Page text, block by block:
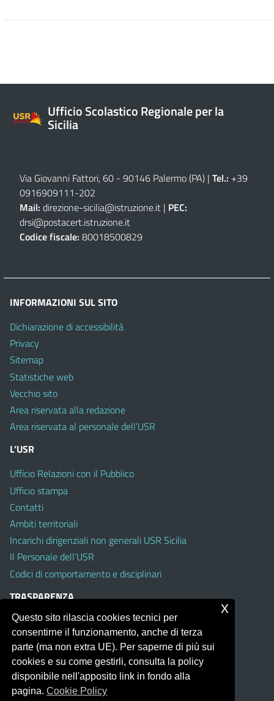
Ufficio Scolastico Regionale per la
Sicilia
Via Giovanni Fattori, 60 - 90146 Palermo (PA) | Tel.: +39
0916909111-202
Mail: direzione-sicilia@istruzione.it | PEC:
drsi@postacert.istruzione.it
Codice fiscale: 80018500829
INFORMAZIONI SUL SITO
Dichiarazione di accessibilità
Privacy
Sitemap
Statistiche web
Vecchio sito
Area riservata alla redazione
Area riservata al personale dell’USR
L’USR
Ufficio Relazioni con il Pubblico
Ufficio stampa
Contatti
Ambiti territoriali
Incarichi dirigenziali non generali USR Sicilia
Il Personale dell’USR
Codici di comportamento e disciplinari
TRASPARENZA
Albo on line
Amministrazione Trasparente
Pubblici proclami
PTPCT per le Istituzioni scolastiche della Sicilia
Whistleblowing
Questo sito rilascia cookies tecnici per
consentirne il funzionamento, anche di terza
parte (ma non extra UE). Per saperne di più sui
cookies e su come gestirli, consulta la policy
disponibile nell'apposito link in fondo alla
pagina.Cookie Policy
x